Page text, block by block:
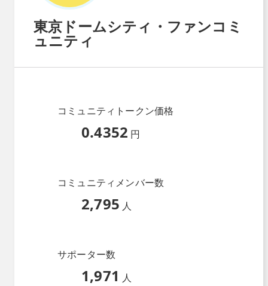
東京ドームシティ・ファンコミ
ュニティ
コミュニティトークン価格
0.4352 円
コミュニティメンバー数
2,795 人
サポーター数
1,971 人